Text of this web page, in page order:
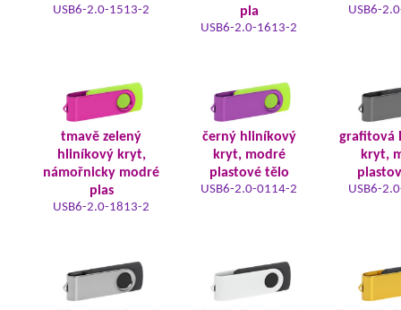
USB6-2.0-1513-2
pla
USB6-2.0-1613-2
USB6-
tmavě zelený
hliníkový kryt,
námořnicky modré
plas
USB6-2.0-1813-2
černý hliníkový
kryt, modré
plastové tělo
USB6-2.0-0114-2
grafitová
kryt,
USB6-